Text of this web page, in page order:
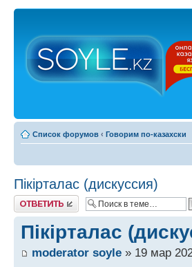
Список форумов ‹ Говорим по-казахски
Пікірталас (дискуссия)
Ответить
Пікірталас
moderator soyle » 19 мар